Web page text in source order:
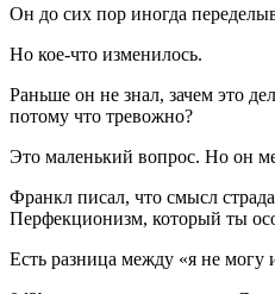
Он до сих пор иногда
Но кое-что изменилось.
Раньше он не знал, зачем это
потому что тревожно?
Это маленький вопрос. Но он
Франкл писал, что смысл
Перфекционизм, который ты
Есть разница между «я не могу